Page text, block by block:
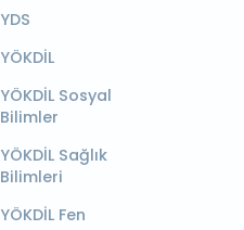
YDS
YÖKDİL
YÖKDİL Sosyal
Bilimler
YÖKDİL Sağlık
Bilimleri
YÖKDİL Fen